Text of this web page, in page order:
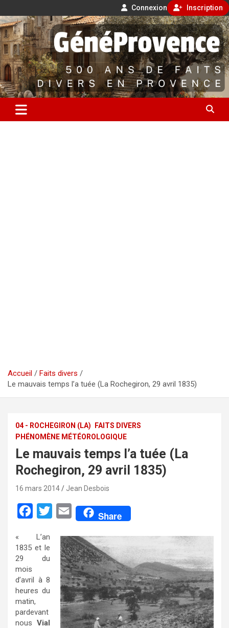
Connexion Inscription
Aller
au
contenu
GénéProvence
500 ans de faits divers en Provence
Accueil
Faits divers
Le mauvais temps l’a tuée (La Rochegiron, 29 avril 1835)
04 - ROCHEGIRON (LA)
FAITS DIVERS
PHÉNOMÈNE MÉTÉOROLOGIQUE
Le mauvais temps l’a tuée (La
Rochegiron, 29 avril 1835)
16 mars 2014 Jean Desbois
c
o
o
k
E
a
i
l
Share
« L’an
1835 et le
29 du
mois
d’avril à 8
heures du
matin,
pardevant
nous Vial